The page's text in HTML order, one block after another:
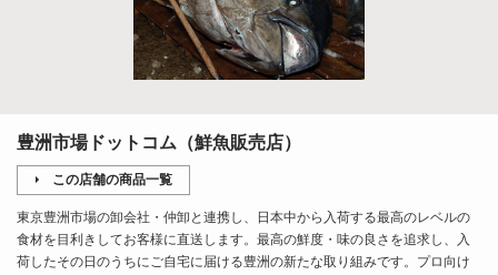
豊洲市場ドットコム（鮮魚販売店）
この店舗の商品一覧
東京豊洲市場の卸会社・仲卸と連携し、日本中から入荷する最高のレベルの
食材を目利きしてお客様に直送します。最高の鮮度・味の良さを追求し、入
荷したその日のうちにご自宅に届ける豊洲の新たな取り組みです。プロ向け